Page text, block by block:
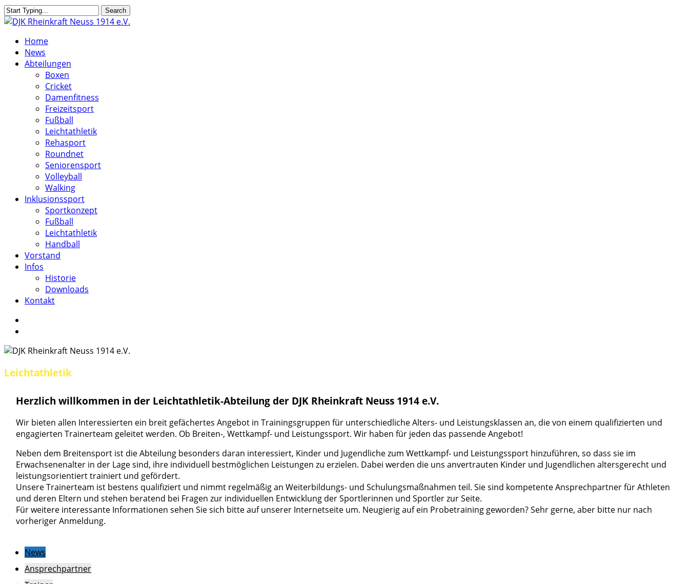
Skip
to
content
Search
Close
search
MenuHome
News
Abteilungen
Boxen
Cricket
Damenfitness
Freizeitsport
Fußball
Leichtathletik
Rehasport
Roundnet
Seniorensport
Volleyball
Walking
Inklusionssport
Sportkonzept
Fußball
Leichtathletik
Handball
Vorstand
Infos
Historie
Downloads
Kontakt
Leichtathletik
Herzlich willkommen in der Leichtathletik-Abteilung der DJK Rheinkraft Neuss 1914 e.V.
Wir bieten allen Interessierten ein breit gefächertes Angebot in Trainingsgruppen für unterschiedliche Alters- und Leistungsklassen an, die von einem qualifizierten und
engagierten Trainerteam geleitet werden. Ob Breiten-, Wettkampf- und Leistungssport. Wir haben für jeden das passende Angebot!
Neben dem Breitensport ist die Abteilung besonders daran interessiert, Kinder und Jugendliche zum Wettkampf- und Leistungssport hinzuführen, so dass sie im
Erwachsenenalter in der Lage sind, ihre individuell bestmöglichen Leistungen zu erzielen. Dabei werden die uns anvertrauten Kinder und Jugendlichen altersgerecht und
leistungsorientiert trainiert und gefördert.
Unsere Trainerteam ist bestens qualifiziert und nimmt regelmäßig an Weiterbildungs- und Schulungsmaßnahmen teil. Sie sind kompetente Ansprechpartner für Athleten
und deren Eltern und stehen beratend bei Fragen zur individuellen Entwicklung der Sportlerinnen und Sportler zur Seite.
Für weitere interessante Informationen sehen Sie sich bitte auf unserer Internetseite um. Neugierig auf ein Probetraining geworden? Sehr gerne, aber bitte nur nach
vorheriger Anmeldung.
News
Ansprechpartner